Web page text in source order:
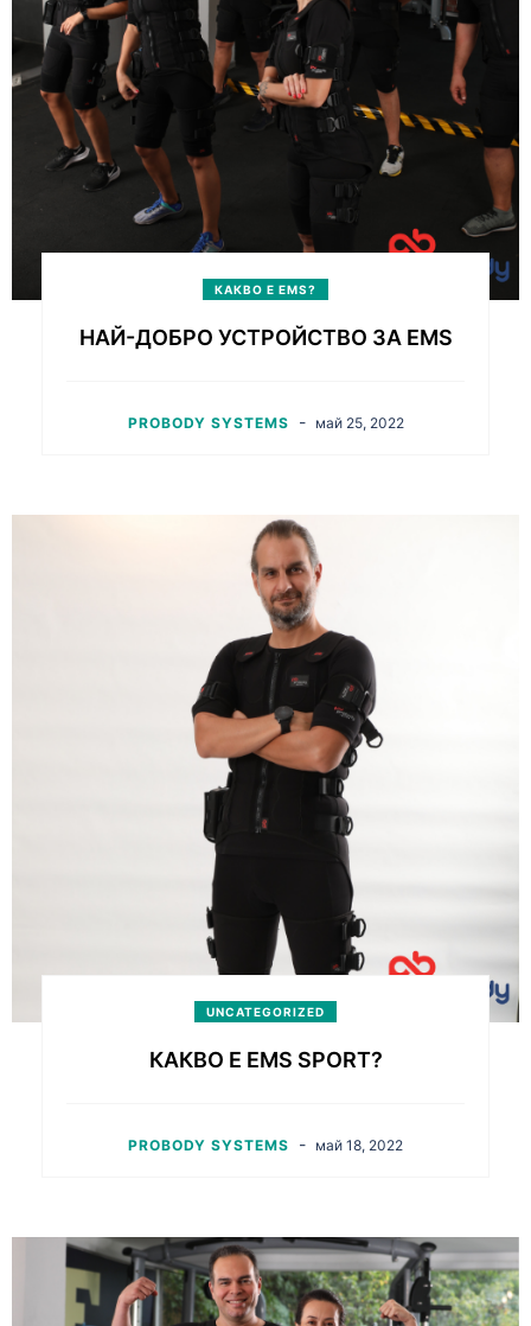
КАКВО Е EMS?
НАЙ-ДОБРО УСТРОЙСТВО ЗА EMS
PROBODY SYSTEMS - май 25, 2022
UNCATEGORIZED
КАКВО Е EMS SPORT?
PROBODY SYSTEMS - май 18, 2022